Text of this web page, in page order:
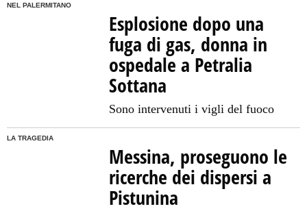
NEL PALERMITANO
Esplosione dopo una
fuga di gas, donna in
ospedale a Petralia
Sottana
Sono intervenuti i vigli del fuoco
LA TRAGEDIA
Messina, proseguono le
ricerche dei dispersi a
Pistunina